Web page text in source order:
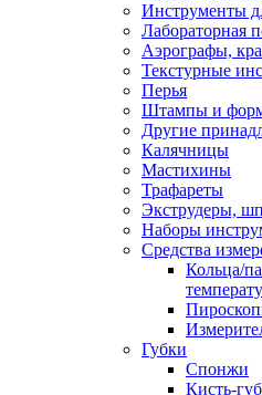
Инструменты
Лабораторная
Аэрографы,
Текстурные
Перья
Штампы и
Другие
Калячницы
Мастихины
Трафареты
Экструдеры,
Наборы
Средства
Кольца/
Губки
Спонжи
Кисть-